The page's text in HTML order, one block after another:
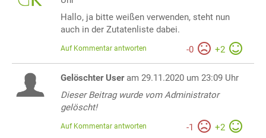
Hallo, ja bitte weißen verwenden, steht nun
auch in der Zutatenliste dabei.
-0 +2
Auf Kommentar antworten
Gelöschter User am 29.11.2020 um 23:09 Uhr
Dieser Beitrag wurde vom Administrator
gelöscht!
-1 +2
Auf Kommentar antworten